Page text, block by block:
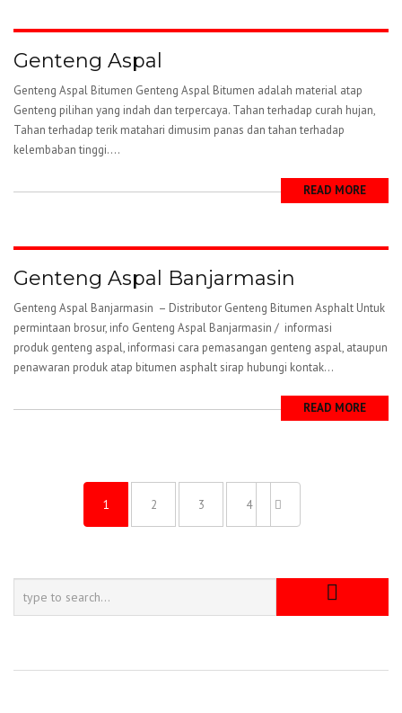
Genteng Aspal
Genteng Aspal Bitumen Genteng Aspal Bitumen adalah material atap
Genteng pilihan yang indah dan terpercaya. Tahan terhadap curah hujan,
Tahan terhadap terik matahari dimusim panas dan tahan terhadap
kelembaban tinggi....
READ MORE
Genteng Aspal Banjarmasin
Genteng Aspal Banjarmasin – Distributor Genteng Bitumen Asphalt Untuk
permintaan brosur, info Genteng Aspal Banjarmasin / informasi
produk genteng aspal, informasi cara pemasangan genteng aspal, ataupun
penawaran produk atap bitumen asphalt sirap hubungi kontak...
READ MORE
1 2 3 4